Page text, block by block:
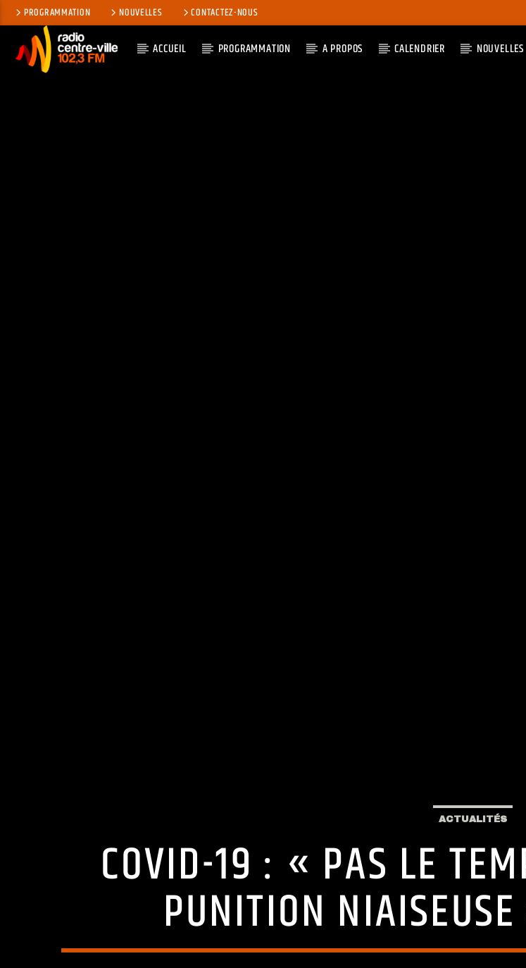
PROGRAMMATION NOUVELLES CONTACTEZ-NOUS
ACCUEIL PROGRAMMATION A PROPOS CALENDRIER NOUVELLES
ACTUALITÉS
COVID-19 : « PAS LE
PUNITION